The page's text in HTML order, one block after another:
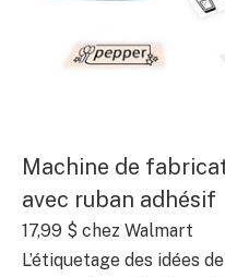
Machine de
avec ruban adhésif
17,99 $ chez Walmart
L’étiquetage des idées